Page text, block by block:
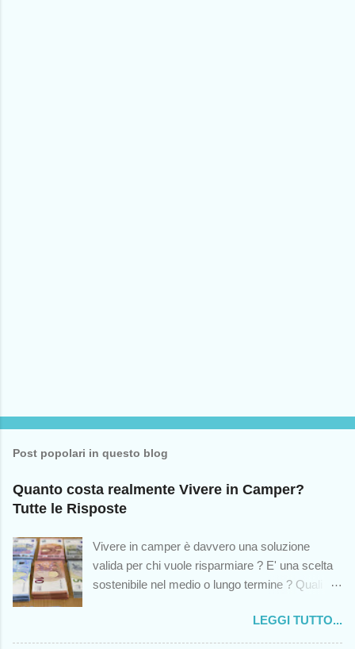
Post popolari in questo blog
Quanto costa realmente Vivere in Camper?
Tutte le Risposte
Vivere in camper è davvero una soluzione
valida per chi vuole risparmiare ? E' una scelta
sostenibile nel medio o lungo termine ? Quali
Queste sono solo alcuni dei dubbi che colgono -
o dovrebbero cogliere - chiunque abbia mai
LEGGI TUTTO...